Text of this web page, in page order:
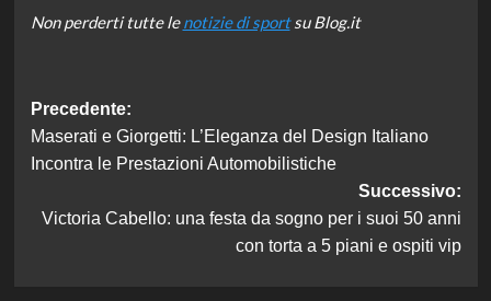
Non perderti tutte lenotizie di sportsu Blog.it
Navigazione
articolo
Precedente:
Maserati e Giorgetti: L’Eleganza del Design Italiano
Incontra le Prestazioni Automobilistiche
Successivo:
Victoria Cabello: una festa da sogno per i suoi 50 anni
con torta a 5 piani e ospiti vip